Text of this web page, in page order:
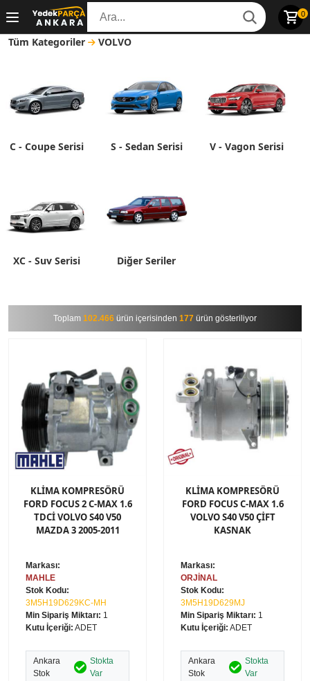
0
Tüm Kategoriler VOLVO
C - Coupe Serisi S - Sedan Serisi V - Vagon Serisi
XC - Suv Serisi Diğer Seriler
Toplam 102.466 ürün içerisinden 177 ürün gösteriliyor
KLİMA KOMPRESÖRÜ
FORD FOCUS 2 C-MAX 1.6
TDCİ VOLVO S40 V50
MAZDA 3 2005-2011
Markası:
MAHLE
Stok Kodu:
3M5H19D629KC-MH
Min Sipariş Miktarı: 1
Kutu İçeriği: ADET
Ankara
Stok
Stokta
Var
KLİMA KOMPRESÖRÜ
FORD FOCUS C-MAX 1.6
VOLVO S40 V50 ÇİFT
KASNAK
Markası:
ORJİNAL
Stok Kodu:
3M5H19D629MJ
Min Sipariş Miktarı: 1
Kutu İçeriği: ADET
Ankara
Stok
Stokta
Var